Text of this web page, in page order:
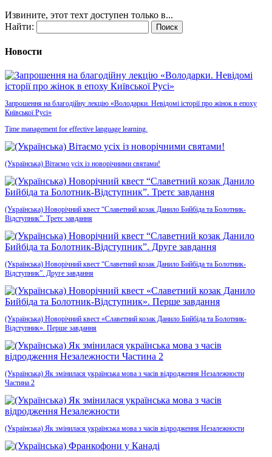
Извините, этот техт доступен только в...
Найти:
Новости
Запрошення на благодійну лекцію «Володарки. Невідомі історії про жінок в епоху
Київської Русі»
Time management for effective language learning.
(Українська) Вітаємо усіх із новорічними святами!
(Українська) Новорічний квест “Славетний козак Данило Бийбіда та Болотник-
Відступник”. Третє завдання
(Українська) Новорічний квест “Славетний козак Данило Бийбіда та Болотник-
Відступник”. Друге завдання
(Українська) Новорічний квест «Славетний козак Данило Бийбіда та Болотник-
Відступник». Перше завдання
(Українська) Як змінилася українська мова з часів відродження Незалежности
Частина 2
(Українська) Як змінилася українська мова з часів відродження Незалежности